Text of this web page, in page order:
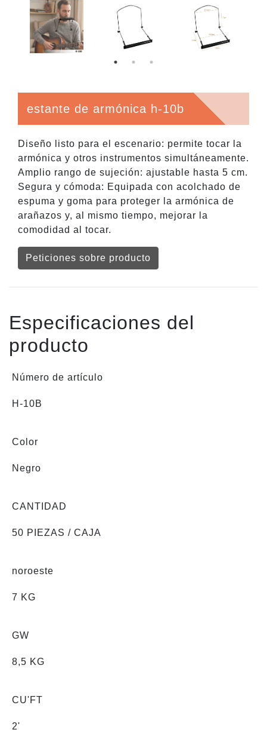
estante de armónica h-10b
Diseño listo para el escenario: permite tocar la
armónica y otros instrumentos simultáneamente.
Amplio rango de sujeción: ajustable hasta 5 cm.
Segura y cómoda: Equipada con acolchado de
espuma y goma para proteger la armónica de
arañazos y, al mismo tiempo, mejorar la
comodidad al tocar.
Peticiones sobre producto
Especificaciones del
producto
Número de artículo
H-10B
Color
Negro
CANTIDAD
50 PIEZAS / CAJA
noroeste
7 KG
GW
8,5 KG
CU'FT
2'